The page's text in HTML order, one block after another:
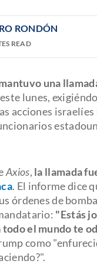
RONDÓN
READ
una
este lunes,
acciones
Axios, la llamada
. El informe dice
órdenes de
"Estás
el mundo te
como